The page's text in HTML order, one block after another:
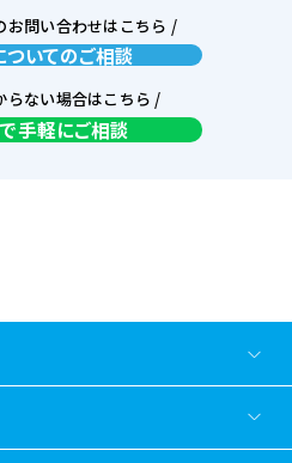
お問い合わせはこちら /
いてのご相談
らない場合はこちら /
手軽にご相談